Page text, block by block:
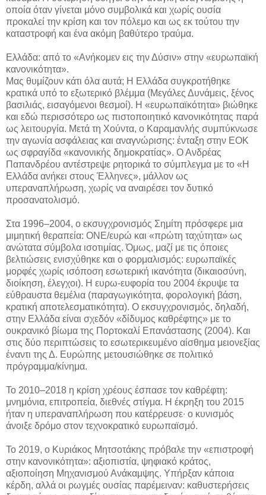
οποία όταν γίνεται μόνο συμβολικά και χωρίς ουσία
προκαλεί την κρίση και τον πόλεμο και ως εκ τούτου την
καταστροφή και ένα ακόμη βαθύτερο τραύμα.
Ελλάδα: από το «Ανήκομεν εις την Δύσιν» στην «ευρωπαϊκή
κανονικότητα».
Μας θυμίζουν κάτι όλα αυτά; Η Ελλάδα συγκροτήθηκε
κρατικά υπό το εξωτερικό βλέμμα (Μεγάλες Δυνάμεις, ξένος
βασιλιάς, εισαγόμενοι θεσμοί). Η «ευρωπαϊκότητα» βιώθηκε
και εδώ περισσότερο ως πιστοποιητικό κανονικότητας παρά
ως λειτουργία. Μετά τη Χούντα, ο Καραμανλής συμπύκνωσε
την αγωνία ασφάλειας και αναγνώρισης: ένταξη στην ΕΟΚ
ως σφραγίδα «κανονικής δημοκρατίας». Ο Ανδρέας
Παπανδρέου αντέστρεψε ρητορικά το σύμπλεγμα με το «Η
Ελλάδα ανήκει στους Έλληνες», μάλλον ως
υπεραναπλήρωση, χωρίς να αναιρέσει τον δυτικό
προσανατολισμό.
Στα 1996–2004, ο εκσυγχρονισμός Σημίτη πρόσφερε μια
μιμητική θεραπεία: ΟΝΕ/ευρώ και «πρώτη ταχύτητα» ως
ανώτατα σύμβολα ισοτιμίας. Όμως, μαζί με τις όποιες
βελτιώσεις ενισχύθηκε και ο φορμαλισμός: ευρωπαϊκές
μορφές χωρίς ισόποση εσωτερική ικανότητα (δικαιοσύνη,
διοίκηση, έλεγχοι). Η ευρω-ευφορία του 2004 έκρυψε τα
εύθραυστα θεμέλια (παραγωγικότητα, φορολογική βάση,
κρατική αποτελεσματικότητα). Ο εκσυγχρονισμός, δηλαδή,
στην Ελλάδα είναι σχεδόν «δίδυμος καθρέφτης» με το
ουκρανικό βίωμα της Πορτοκαλί Επανάστασης (2004). Και
στις δύο περιπτώσεις το εσωτερικευμένο αίσθημα μειονεξίας
έναντι της Δ. Ευρώπης μετουσιώθηκε σε πολιτικό
πρόγραμμα/κίνημα.
Το 2010–2018 η κρίση χρέους έσπασε τον καθρέφτη:
μνημόνια, επιτροπεία, διεθνές στίγμα. Η έκρηξη του 2015
ήταν η υπεραναπλήρωση που κατέρρευσε∙ ο κυνισμός
άνοιξε δρόμο στον τεχνοκρατικό ευρωπαϊσμό.
Το 2019, ο Κυριάκος Μητσοτάκης πρόβαλε την «επιστροφή
στην κανονικότητα»: αξιοπιστία, ψηφιακό κράτος,
αξιοποίηση Μηχανισμού Ανάκαμψης. Υπήρξαν κάποια
κέρδη, αλλά οι ρωγμές ουσίας παρέμειναν: καθυστερήσεις